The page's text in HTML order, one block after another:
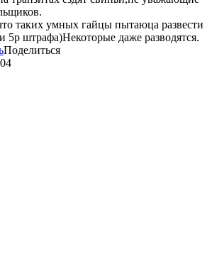
таких умных гайцы пытаюца развести
5р штрафа)Некоторые даже разводятся.
Поделиться